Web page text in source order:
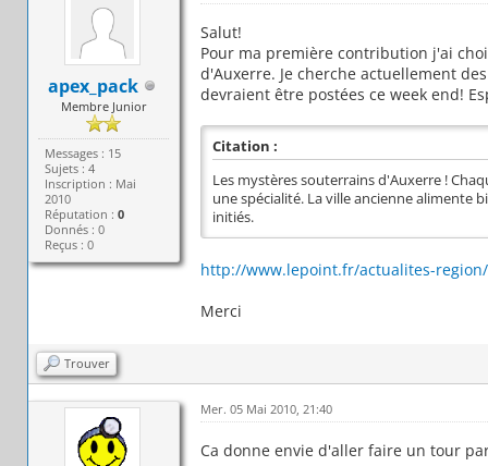
apex_pack
Membre Junior
Messages : 15
Sujets : 4
Inscription : Mai
2010
Réputation :0
Donnés : 0
Reçus : 0
Salut!
Pour ma première contribution j'ai
d'Auxerre. Je cherche actuellement
devraient être postées ce week end!
Citation :
Les mystères souterrains d'Auxerre !
une spécialité. La ville ancienne alimente
initiés.
http://www.lepoint.fr/actualites-
Merci
Trouver
Mer. 05 Mai 2010, 21:40
Ca donne envie d'aller faire un tour